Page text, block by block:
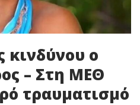
κινδύνου ο
– Στη ΜΕΘ
τραυματισμό